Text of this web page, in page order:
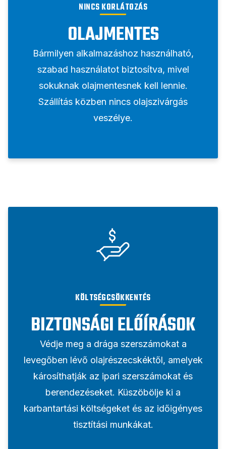
NINCS KORLÁTOZÁS
OLAJMENTES
Bármilyen alkalmazáshoz használható,
szabad használatot biztosítva, mivel
sokuknak olajmentesnek kell lennie.
Szállítás közben nincs olajszivárgás
veszélye.
KÖLTSÉGCSÖKKENTÉS
BIZTONSÁGI ELŐÍRÁSOK
Védje meg a drága szerszámokat a
levegőben lévő olajrészecskéktől, amelyek
károsíthatják az ipari szerszámokat és
berendezéseket. Küszöbölje ki a
karbantartási költségeket és az időigényes
tisztítási munkákat.